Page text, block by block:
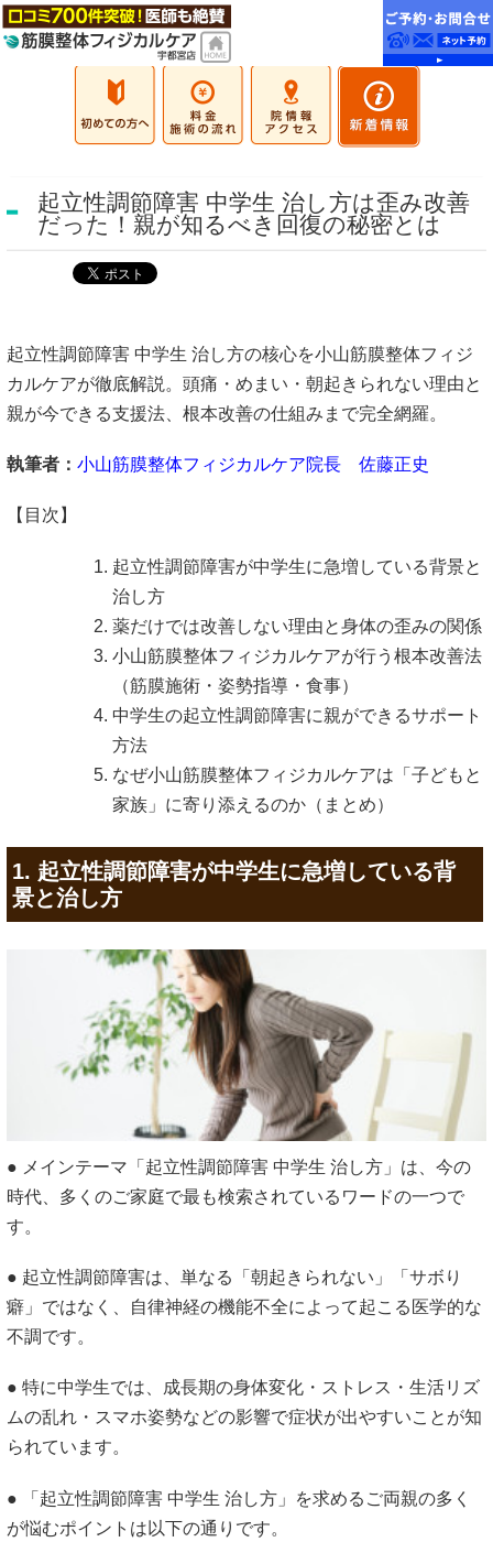
起立性調節障害 中学生 治し方は歪み改善
だった！親が知るべき回復の秘密とは
起立性調節障害 中学生 治し方の核心を小山筋膜整体フィジ
カルケアが徹底解説。頭痛・めまい・朝起きられない理由と
親が今できる支援法、根本改善の仕組みまで完全網羅。
執筆者： 小山筋膜整体フィジカルケア院長 佐藤正史
【目次】
起立性調節障害が中学生に急増している背景と
治し方
薬だけでは改善しない理由と身体の歪みの関係
小山筋膜整体フィジカルケアが行う根本改善法
（筋膜施術・姿勢指導・食事）
中学生の起立性調節障害に親ができるサポート
方法
なぜ小山筋膜整体フィジカルケアは「子どもと
家族」に寄り添えるのか（まとめ）
1. 起立性調節障害が中学生に急増している背
景と治し方
● メインテーマ「起立性調節障害 中学生 治し方」は、今の
時代、多くのご家庭で最も検索されているワードの一つで
す。
● 起立性調節障害は、単なる「朝起きられない」「サボり
癖」ではなく、自律神経の機能不全によって起こる医学的な
不調です。
● 特に中学生では、成長期の身体変化・ストレス・生活リズ
ムの乱れ・スマホ姿勢などの影響で症状が出やすいことが知
られています。
● 「起立性調節障害 中学生 治し方」を求めるご両親の多く
が悩むポイントは以下の通りです。